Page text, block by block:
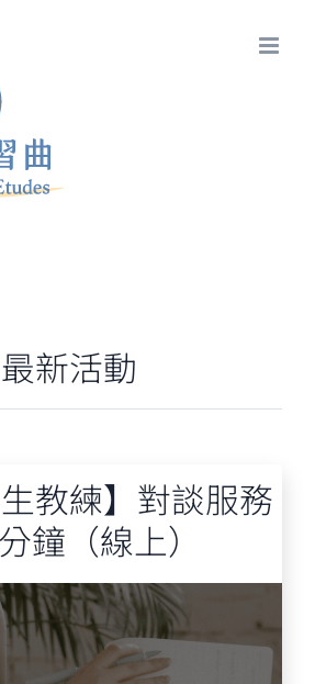
最新活動
生教練】對談服務
鐘（線上）